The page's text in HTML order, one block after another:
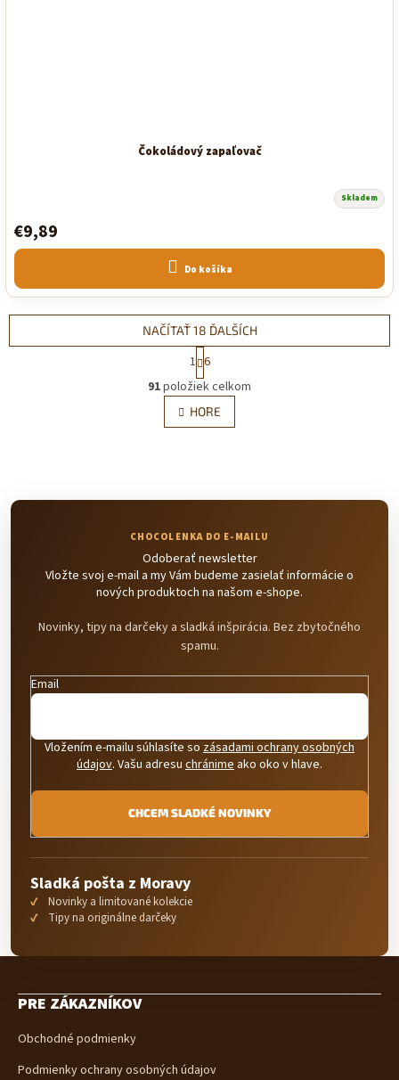
Čokoládový zapaľovač
Skladem
€9,89
Do košíka
O
v
l
á
i
p
v
k
y
ý
p
s
u
NAČÍTAŤ 18 ĎALŠÍCH
S
t
r
á
n
k
i
1 6
91položiek celkom
HORE
Odoberať newsletter
Vložte svoj e-mail a my Vám budeme zasielať informácie o
nových produktoch na našom e-shope.
Novinky, tipy na darčeky a sladká inšpirácia. Bez zbytočného
spamu.
Email
Vložením e-mailu súhlasíte so zásadami ochrany osobných
údajov. Vašu adresu chránime ako oko v hlave.
CHCEM SLADKÉ NOVINKY
Sladká pošta z Moravy
Novinky a limitované kolekcie
Tipy na originálne darčeky
PRE ZÁKAZNÍKOV
Obchodné podmienky
Podmienky ochrany osobných údajov